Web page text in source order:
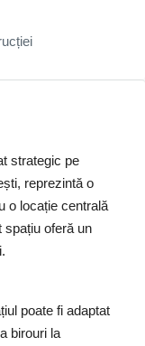
strategic pe
reprezintă o
o locație centrală
spațiu oferă un
poate fi adaptat
birouri la